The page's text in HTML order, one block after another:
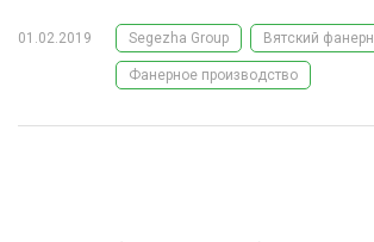
ЛЕСНОЕ ХОЗЯЙСТВО
ЛЕСОЗАГОТОВКА
ОБРАБОТКА ДРЕВЕСИНЫ
ЭКСПЕРТНОЕ МНЕНИЕ
01.02.2019 Segezha Group Вятский
Фанерное производство